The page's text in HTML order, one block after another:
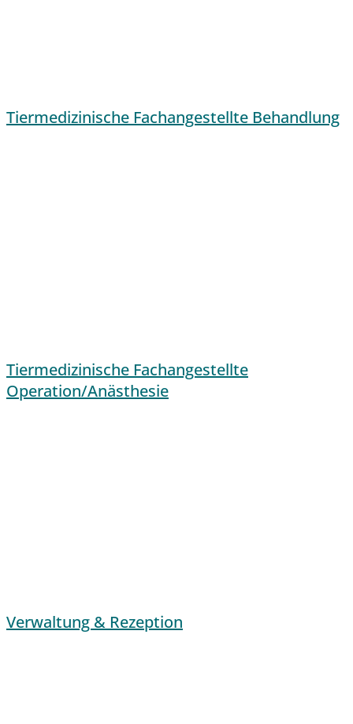
Tiermedizinische Fachangestellte Behandlung
Tiermedizinische Fachangestellte
Operation/Anästhesie
Verwaltung & Rezeption